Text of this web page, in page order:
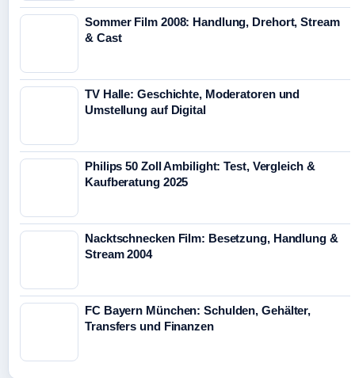
Sommer Film 2008: Handlung, Drehort, Stream
& Cast
TV Halle: Geschichte, Moderatoren und
Umstellung auf Digital
Philips 50 Zoll Ambilight: Test, Vergleich &
Kaufberatung 2025
Nacktschnecken Film: Besetzung, Handlung &
Stream 2004
FC Bayern München: Schulden, Gehälter,
Transfers und Finanzen